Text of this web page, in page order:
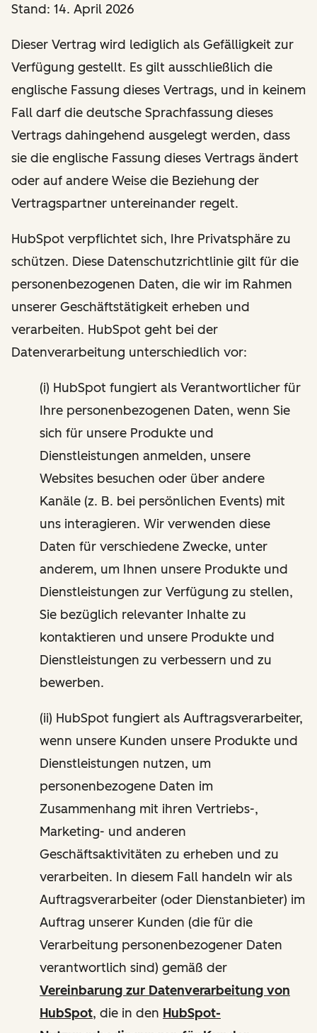
Stand: 14. April 2026
Dieser Vertrag wird lediglich als Gefälligkeit zur
Verfügung gestellt. Es gilt ausschließlich die
englische Fassung dieses Vertrags, und in keinem
Fall darf die deutsche Sprachfassung dieses
Vertrags dahingehend ausgelegt werden, dass
sie die englische Fassung dieses Vertrags ändert
oder auf andere Weise die Beziehung der
Vertragspartner untereinander regelt.
HubSpot verpflichtet sich, Ihre Privatsphäre zu
schützen. Diese Datenschutzrichtlinie gilt für die
personenbezogenen Daten, die wir im Rahmen
unserer Geschäftstätigkeit erheben und
verarbeiten. HubSpot geht bei der
Datenverarbeitung unterschiedlich vor:
(i) HubSpot fungiert als Verantwortlicher für
Ihre personenbezogenen Daten, wenn Sie
sich für unsere Produkte und
Dienstleistungen anmelden, unsere
Websites besuchen oder über andere
Kanäle (z. B. bei persönlichen Events) mit
uns interagieren. Wir verwenden diese
Daten für verschiedene Zwecke, unter
anderem, um Ihnen unsere Produkte und
Dienstleistungen zur Verfügung zu stellen,
Sie bezüglich relevanter Inhalte zu
kontaktieren und unsere Produkte und
Dienstleistungen zu verbessern und zu
bewerben.
(ii) HubSpot fungiert als Auftragsverarbeiter,
wenn unsere Kunden unsere Produkte und
Dienstleistungen nutzen, um
personenbezogene Daten im
Zusammenhang mit ihren Vertriebs-,
Marketing- und anderen
Geschäftsaktivitäten zu erheben und zu
verarbeiten. In diesem Fall handeln wir als
Auftragsverarbeiter (oder Dienstanbieter) im
Auftrag unserer Kunden (die für die
Verarbeitung personenbezogener Daten
verantwortlich sind) gemäß der
Vereinbarung zur Datenverarbeitung von
HubSpot, die in den HubSpot-